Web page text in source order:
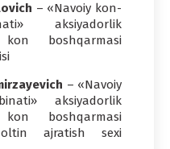
– «Navoiy kon-
aksiyadorlik
boshqarmasi
– «Navoiy
aksiyadorlik
boshqarmasi
ajratish sexi